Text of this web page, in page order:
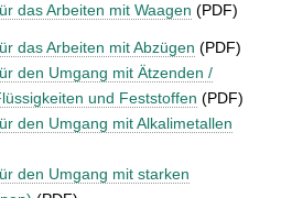
das Arbeiten mit Waagen (PDF)
das Arbeiten mit Abzügen (PDF)
den Umgang mit Ätzenden /
und Feststoffen (PDF)
den Umgang mit Alkalimetallen
den Umgang mit starken